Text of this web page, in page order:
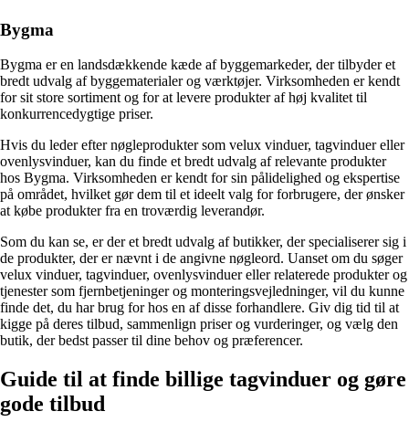
Bygma
Bygma er en landsdækkende kæde af byggemarkeder, der tilbyder et
bredt udvalg af byggematerialer og værktøjer. Virksomheden er kendt
for sit store sortiment og for at levere produkter af høj kvalitet til
konkurrencedygtige priser.
Hvis du leder efter nøgleprodukter som velux vinduer, tagvinduer eller
ovenlysvinduer, kan du finde et bredt udvalg af relevante produkter
hos Bygma. Virksomheden er kendt for sin pålidelighed og ekspertise
på området, hvilket gør dem til et ideelt valg for forbrugere, der ønsker
at købe produkter fra en troværdig leverandør.
Som du kan se, er der et bredt udvalg af butikker, der specialiserer sig i
de produkter, der er nævnt i de angivne nøgleord. Uanset om du søger
velux vinduer, tagvinduer, ovenlysvinduer eller relaterede produkter og
tjenester som fjernbetjeninger og monteringsvejledninger, vil du kunne
finde det, du har brug for hos en af ​​disse forhandlere. Giv dig tid til at
kigge på deres tilbud, sammenlign priser og vurderinger, og vælg den
butik, der bedst passer til dine behov og præferencer.
Guide til at finde billige tagvinduer og gøre
gode tilbud